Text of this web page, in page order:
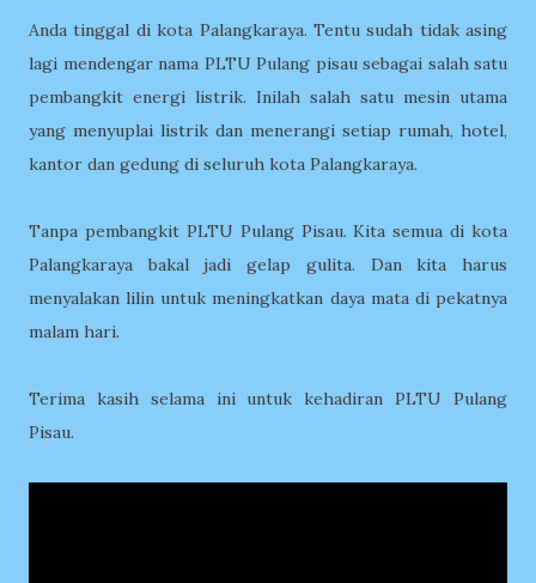
Anda tinggal di kota Palangkaraya. Tentu sudah tidak asing
lagi mendengar nama PLTU Pulang pisau sebagai salah satu
pembangkit energi listrik. Inilah salah satu mesin utama
yang menyuplai listrik dan menerangi setiap rumah, hotel,
kantor dan gedung di seluruh kota Palangkaraya.
Tanpa pembangkit PLTU Pulang Pisau. Kita semua di kota
Palangkaraya bakal jadi gelap gulita. Dan kita harus
menyalakan lilin untuk meningkatkan daya mata di pekatnya
malam hari.
Terima kasih selama ini untuk kehadiran PLTU Pulang
Pisau.